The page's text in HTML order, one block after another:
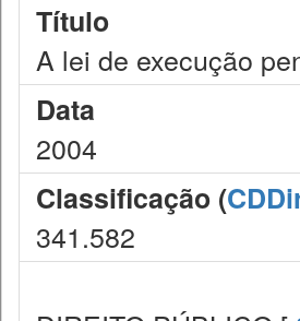
Título
A lei de execução
Data
2004
Classificação (
341.582